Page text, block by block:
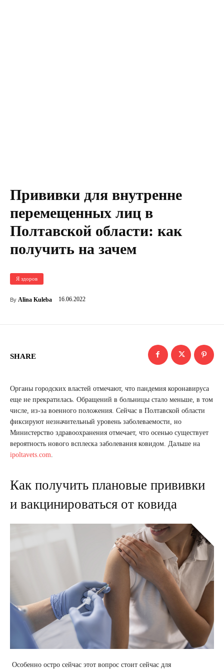
Прививки для внутренне
перемещенных лиц в
Полтавской области: как
получить на зачем
Я здоров
By Alina Kuleba 16.06.2022
SHARE
Органы городских властей отмечают, что пандемия коронавируса
еще не прекратилась. Обращений в больницы стало меньше, в том
числе, из-за военного положения. Сейчас в Полтавской области
фиксируют незначительный уровень заболеваемости, но
Министерство здравоохранения отмечает, что осенью существует
вероятность нового всплеска заболевания ковидом. Дальше на
ipoltavets.com
Как получить плановые прививки
и вакцинироваться от ковида
Особенно остро сейчас этот вопрос стоит сейчас для